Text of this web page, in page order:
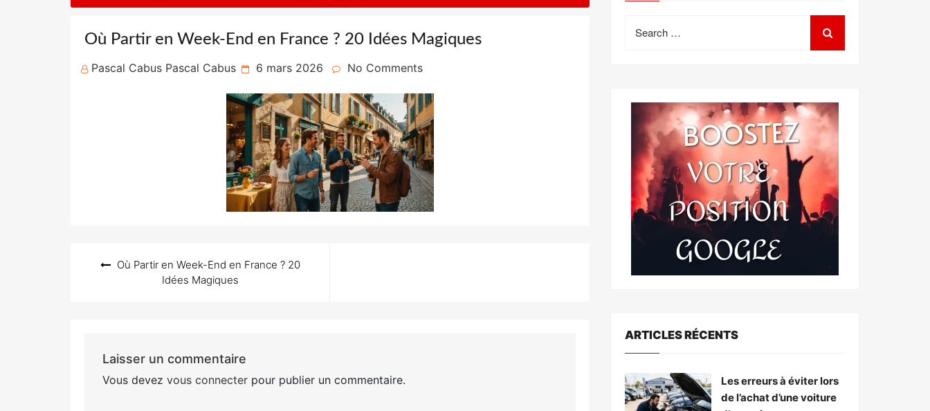
Où Partir en Week-End en France ? 20 Idées Magiques
Pascal Cabus Pascal Cabus
Posted
6 mars 2026 No Comments
Où Partir en Week-End en France ? 20
Idées Magiques
Laisser un commentaire
Vous devez vous connecterpour publier un commentaire.
for:
ARTICLES RÉCENTS
Les erreurs à éviter lors
de l’achat d’une voiture